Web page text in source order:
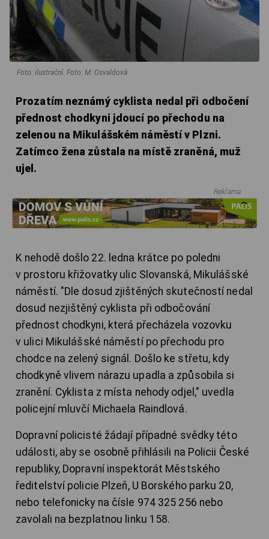
Foto: ilustrační. Foto: M. Osvaldová
Prozatím neznámý cyklista nedal při odbočení
přednost chodkyni jdoucí po přechodu na
zelenou na Mikulášském náměstí v Plzni.
Zatímco žena zůstala na místě zraněná, muž
ujel.
Reklama
K nehodě došlo 22. ledna krátce po poledni
v prostoru křižovatky ulic Slovanská, Mikulášské
náměstí. "Dle dosud zjištěných skutečností nedal
dosud nezjištěný cyklista při odbočování
přednost chodkyni, která přecházela vozovku
v ulici Mikulášské náměstí po přechodu pro
chodce na zelený signál. Došlo ke střetu, kdy
chodkyně vlivem nárazu upadla a způsobila si
zranění. Cyklista z místa nehody odjel," uvedla
policejní mluvčí Michaela Raindlová.
Dopravní policisté žádají případné svědky této
události, aby se osobně přihlásili na Policii České
republiky, Dopravní inspektorát Městského
ředitelství policie Plzeň, U Borského parku 20,
nebo telefonicky na čísle 974 325 256 nebo
zavolali na bezplatnou linku 158.